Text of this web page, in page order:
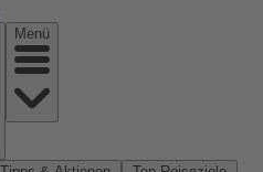
Menü